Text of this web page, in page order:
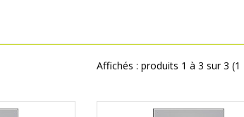
Affichés : produits 1 à 3 sur 3 (1